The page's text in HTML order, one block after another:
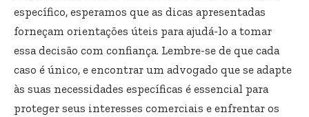
específico, esperamos que as dicas apresentadas
forneçam orientações úteis para ajudá-lo a tomar
essa decisão com confiança. Lembre-se de que cada
caso é único, e encontrar um advogado que se adapte
às suas necessidades específicas é essencial para
proteger seus interesses comerciais e enfrentar os